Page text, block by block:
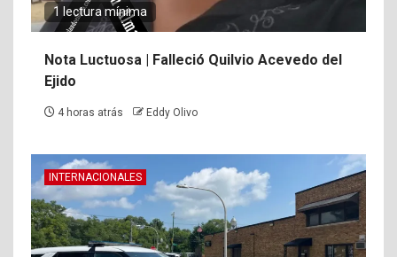
1 lectura mínima
Nota Luctuosa | Falleció Quilvio Acevedo del
Ejido
4 horas atrás Eddy Olivo
INTERNACIONALES